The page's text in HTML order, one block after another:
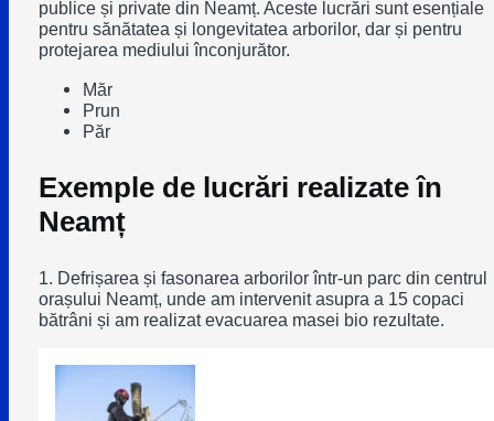
publice și private din Neamț. Aceste lucrări sunt esențiale
pentru sănătatea și longevitatea arborilor, dar și pentru
protejarea mediului înconjurător.
Măr
Prun
Păr
Exemple de lucrări realizate în
Neamț
1. Defrișarea și fasonarea arborilor într-un parc din centrul
orașului Neamț, unde am intervenit asupra a 15 copaci
bătrâni și am realizat evacuarea masei bio rezultate.